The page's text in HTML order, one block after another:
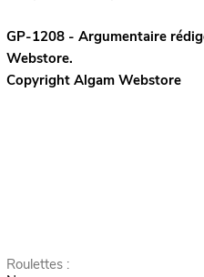
GP-1208 - Argumentaire
Webstore.
Copyright Algam Webstore
Roulettes :